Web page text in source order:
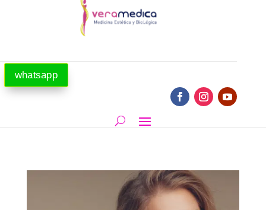
whatsapp